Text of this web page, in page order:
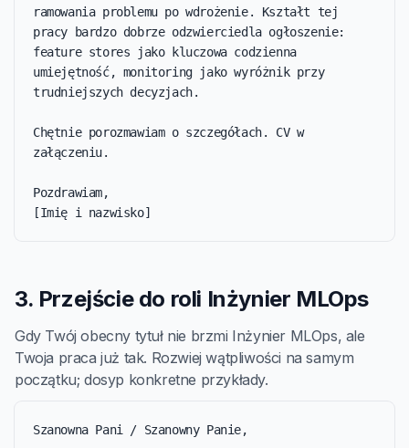
ramowania problemu po wdrożenie. Kształt tej
pracy bardzo dobrze odzwierciedla ogłoszenie:
feature stores jako kluczowa codzienna
umiejętność, monitoring jako wyróżnik przy
trudniejszych decyzjach.
Chętnie porozmawiam o szczegółach. CV w
załączeniu.
Pozdrawiam,
[Imię i nazwisko]
3. Przejście do roli Inżynier MLOps
Gdy Twój obecny tytuł nie brzmi Inżynier MLOps, ale
Twoja praca już tak. Rozwiej wątpliwości na samym
początku; dosyp konkretne przykłady.
Szanowna Pani / Szanowny Panie,